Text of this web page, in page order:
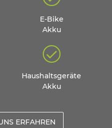
E-Bike
Akku
Haushaltsgeräte
Akku
ERFAHREN